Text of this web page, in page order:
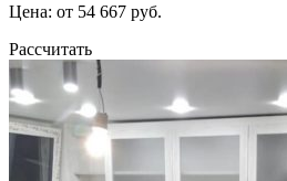
Цена: от 54 667 руб.
Рассчитать